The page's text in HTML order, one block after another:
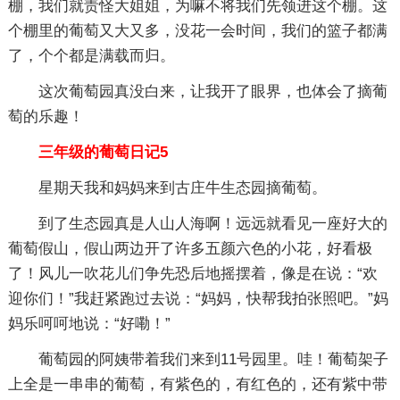
棚，我们就责怪大姐姐，为嘛不将我们先领进这个棚。这
个棚里的葡萄又大又多，没花一会时间，我们的篮子都满
了，个个都是满载而归。
这次葡萄园真没白来，让我开了眼界，也体会了摘葡
萄的乐趣！
三年级的葡萄日记5
星期天我和妈妈来到古庄牛生态园摘葡萄。
到了生态园真是人山人海啊！远远就看见一座好大的
葡萄假山，假山两边开了许多五颜六色的小花，好看极
了！风儿一吹花儿们争先恐后地摇摆着，像是在说：“欢
迎你们！”我赶紧跑过去说：“妈妈，快帮我拍张照吧。”妈
妈乐呵呵地说：“好嘞！”
葡萄园的阿姨带着我们来到11号园里。哇！葡萄架子
上全是一串串的葡萄，有紫色的，有红色的，还有紫中带